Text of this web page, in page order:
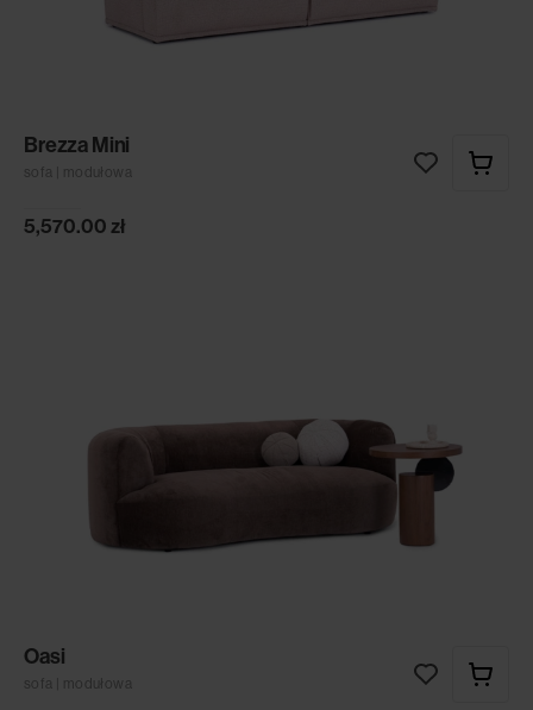
Brezza Mini
sofa | modułowa
5,570.00 zł
Oasi
sofa | modułowa